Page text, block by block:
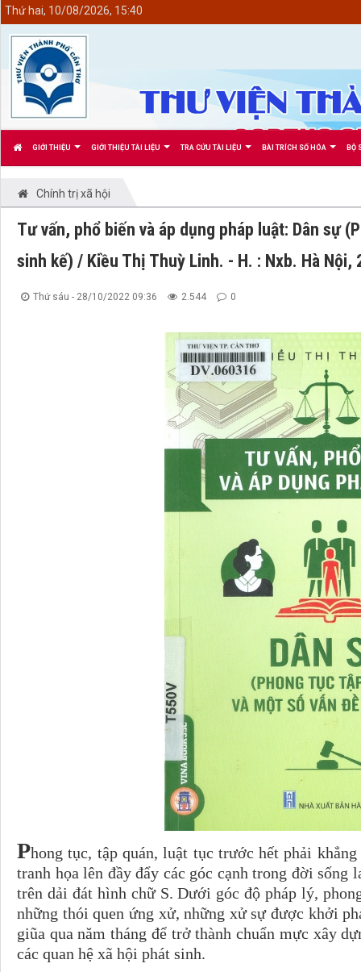
GIỚI THIỆU GIỚI THIỆU TÀI LIỆU TRA CỨU TÀI LIỆU BÀI TRÍCH SỐ HÓA BỘ
Thứ hai, 10/08/2026, 15:40
Chính trị xã hội
Tư vấn, phổ biến và áp dụng pháp luật: Dân sự
sinh kế) / Kiều Thị Thuỳ Linh. - H. : Nxb. Hà Nội,
Thứ sáu - 28/10/2022 09:36 2.544 0
Phong tục, tập quán, luật tục trước hết phải
tranh họa lên đầy đẩy các góc cạnh trong đời sống
trên dải đát hình chữ S. Dưới góc độ pháp lý,
những thói quen ứng xử, những xử sự được khởi
giũa qua năm tháng để trở thành chuẩn mực xây
các quan hệ xã hội phát sinh.
<